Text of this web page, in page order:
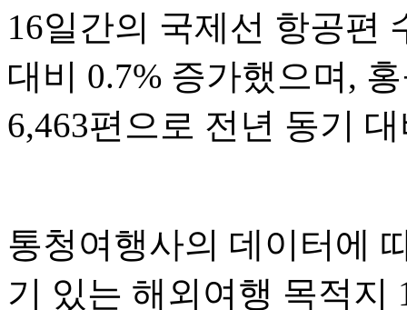
16일간의 국제선 항공편
대비 0.7% 증가했으며,
6,463편으로 전년 동기
통청여행사의 데이터에
기 있는 해외여행 목적지